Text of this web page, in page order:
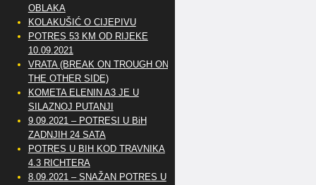
OBLAKA
KOLAKUŠIĆ O CIJEPIVU
POTRES 53 KM OD RIJEKE
10.09.2021
VRATA (BREAK ON TROUGH ON
THE OTHER SIDE)
KOMETA ELENIN A3 JE U
SILAZNOJ PUTANJI
9.09.2021 – POTRESI U BiH
ZADNJIH 24 SATA
POTRES U BIH KOD TRAVNIKA
4.3 RICHTERA
8.09.2021 – SNAŽAN POTRES U